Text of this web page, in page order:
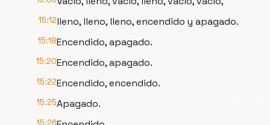
15:12lleno, lleno, lleno, encendido y apagado.
15:18Encendido, apagado.
15:20Encendido, apagado.
15:22Encendido, encendido.
15:25Apagado.
15:26